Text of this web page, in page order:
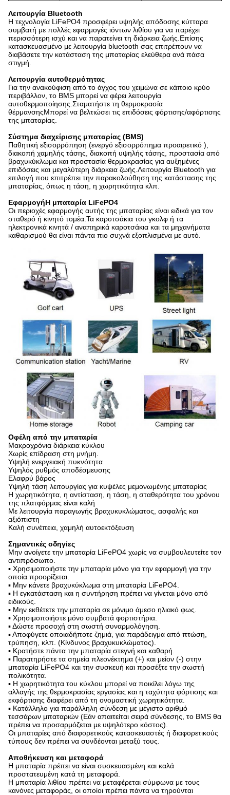
Λειτουργία Bluetooth
Η τεχνολογία LiFePO4 προσφέρει υψηλής απόδοσης κύτταρα
συμβατή με πολλές εφαρμογές ιόντων λιθίου για να παρέχει
περισσότερη ισχύ και να παρατείνει τη διάρκεια ζωής.Επίσης
κατασκευασμένο με λειτουργία bluetooth σας επιτρέπουν να
διαβάσετε την κατάσταση της μπαταρίας ελεύθερα ανά πάσα
στιγμή.
Λειτουργία αυτοθερμότητας
Για την ανακούφιση από το άγχος του χειμώνα σε κάποιο κρύο
περιβάλλον, το BMS μπορεί να φέρει λειτουργία
αυτοθερμοποίησης.Σταματήστε τη θερμοκρασία
θέρμανσηςΜπορεί να βελτιώσει τις επιδόσεις φόρτισης/αφόρτισης
της μπαταρίας.
Σύστημα διαχείρισης μπαταρίας (BMS)
Παθητική εξισορρόπηση (ενεργό εξισορρόπημα προαιρετικό ),
διακοπή χαμηλής τάσης, διακοπή υψηλής τάσης, προστασία από
βραχυκύκλωμα και προστασία θερμοκρασίας για αυξημένες
επιδόσεις και μεγαλύτερη διάρκεια ζωής.Λειτουργία Bluetooth για
επιλογή που επιτρέπει την παρακολούθηση της κατάστασης της
μπαταρίας, όπως η τάση, η χωρητικότητα κλπ.
ΕφαρμογήΗ μπαταρία LiFePO4
Οι περιοχές εφαρμογής αυτής της μπαταρίας είναι ειδικά για τον
σταθερό ή κινητό τομέα.Τα καροτσάκια του γκολφ ή τα
ηλεκτρονικά κινητά / αναπηρικά καροτσάκια και τα μηχανήματα
καθαρισμού θα είναι πάντα πιο συχνά εξοπλισμένα με αυτό.
Οφέλη από την μπαταρία
Μακροχρόνια διάρκεια κύκλου
Χωρίς επίδραση στη μνήμη.
Υψηλή ενεργειακή πυκνότητα
Υψηλός ρυθμός αποδέσμευσης
Ελαφρύ βάρος
Υψηλή τάση λειτουργίας για κυψέλες μεμονωμένης μπαταρίας
Η χωρητικότητα, η αντίσταση, η τάση, η σταθερότητα του χρόνου
της πλατφόρμας είναι καλή
Με λειτουργία παραγωγής βραχυκυκλώματος, ασφαλής και
αξιόπιστη
Καλή συνέπεια, χαμηλή αυτοεκτόξευση
Σημαντικές οδηγίες
Μην ανοίγετε την μπαταρία LiFePO4 χωρίς να συμβουλευτείτε τον
αντιπρόσωπο.
▪ Χρησιμοποιήστε την μπαταρία μόνο για την εφαρμογή για την
οποία προορίζεται.
▪ Μην κάνετε βραχυκύκλωμα στη μπαταρία LiFePO4.
▪ Η εγκατάσταση και η συντήρηση πρέπει να γίνεται μόνο από
ειδικούς.
▪ Μην εκθέτετε την μπαταρία σε μόνιμο άμεσο ηλιακό φως.
▪ Χρησιμοποιήστε μόνο συμβατά φορτιστήρια.
▪ Δώστε προσοχή στη σωστή συναρμολόγηση.
▪ Αποφύγετε οποιαδήποτε ζημιά, για παράδειγμα από πτώση,
τρύπηση, κλπ. (Κίνδυνος βραχυκυκλώματος).
▪ Κρατήστε πάντα την μπαταρία στεγνή και καθαρή.
▪ Παρατηρήστε τα σημεία πλεονέκτημα (+) και μείον (-) στην
μπαταρία LiFePO4 και την συσκευή και προσέξτε την σωστή
πολικότητα.
▪ Η χωρητικότητα του κύκλου μπορεί να ποικίλει λόγω της
αλλαγής της θερμοκρασίας εργασίας και η ταχύτητα φόρτισης και
εκφόρτισης διαφέρει από τη ονομαστική χωρητικότητα.
▪ Κατάλληλο για παράλληλη σύνδεση με μέγιστο αριθμό
τεσσάρων μπαταριών (Εάν απαιτείται σειρά σύνδεσης, το BMS θα
πρέπει να προσαρμόζεται με υψηλότερο κόστος).
Οι μπαταρίες από διαφορετικούς κατασκευαστές ή διαφορετικούς
τύπους δεν πρέπει να συνδέονται μεταξύ τους.
Αποθήκευση και μεταφορά
Η μπαταρία πρέπει να είναι συσκευασμένη και καλά
προστατευμένη κατά τη μεταφορά.
Η μπαταρία λιθίου πρέπει να μεταφέρεται σύμφωνα με τους
κανόνες μεταφοράς, οι οποίοι πρέπει πάντα να τηρούνται